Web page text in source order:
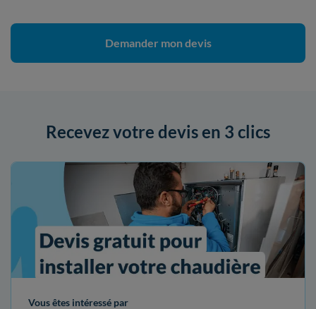
Demander mon devis
Recevez votre devis en 3 clics
Vous êtes intéressé par